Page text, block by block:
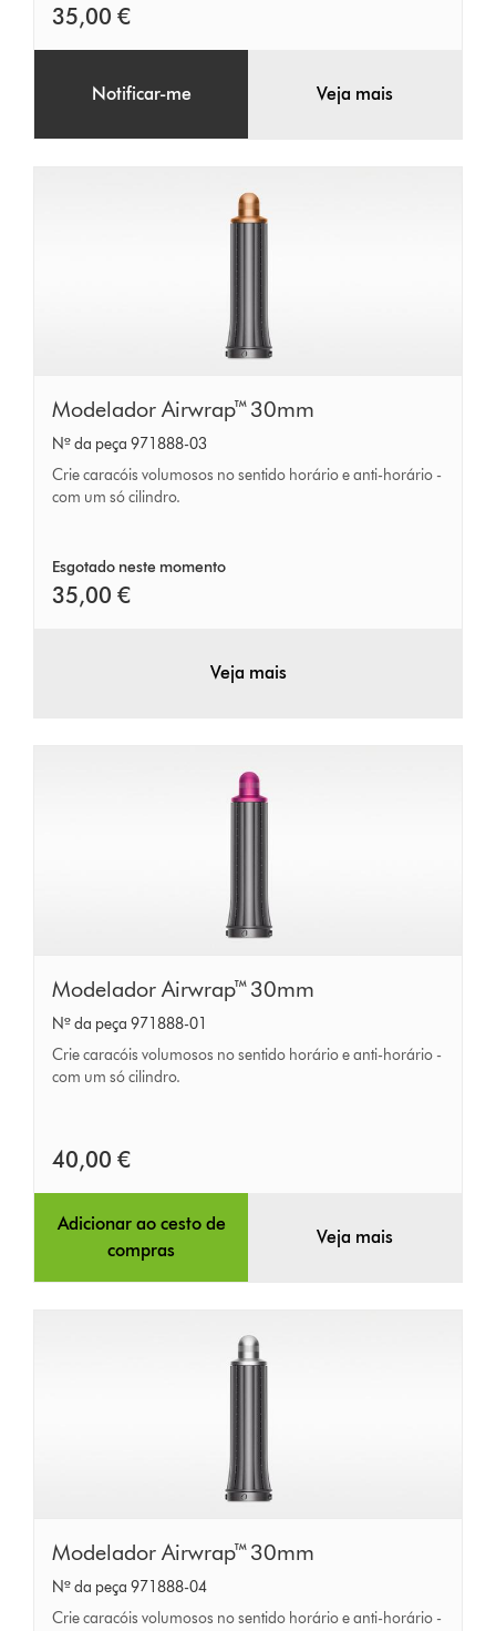
35,00 €
Notificar-me Veja mais
Modelador
Airwrap™
30mm
Modelador Airwrap™ 30mm
Nº da peça 971888-03
Crie caracóis volumosos no sentido horário e anti-horário -
com um só cilindro.
Esgotado neste momento
35,00 €
Veja mais
Modelador
Airwrap™
30mm
Modelador Airwrap™ 30mm
Nº da peça 971888-01
Crie caracóis volumosos no sentido horário e anti-horário -
com um só cilindro.
40,00 €
Adicionar ao cesto de
compras
Veja mais
Modelador
Airwrap™
30mm
Modelador Airwrap™ 30mm
Nº da peça 971888-04
Crie caracóis volumosos no sentido horário e anti-horário -